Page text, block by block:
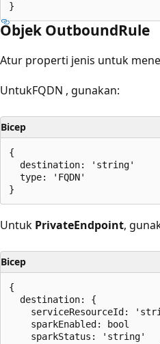
Objek OutboundRule
Atur properti jenis untuk
UntukFQDN , gunakan:
Bicep
{
  destination: 'string'
  type: 'FQDN'
Untuk PrivateEndpoint,
Bicep
{
  destination: {
serviceResourceId:
    sparkEnabled: bool
    sparkStatus: 'string'